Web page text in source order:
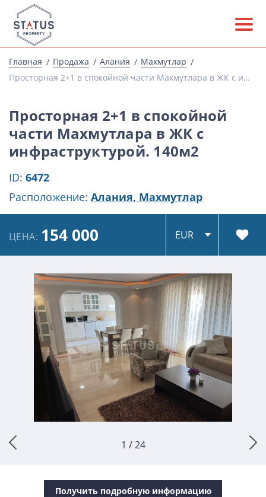
Главная Продажа Алания
Махмутлар
Просторная 2+1 в спокойной части Махмутлара в ЖК с инфраструктурой. 140м2
Просторная 2+1 в спокойной
части Махмутлара в ЖК с
инфраструктурой. 140м2
ID: 6472
Расположение: Алания, Махмутлар
ЦЕНА: 154 000
1 / 24
Получить подробную информацию